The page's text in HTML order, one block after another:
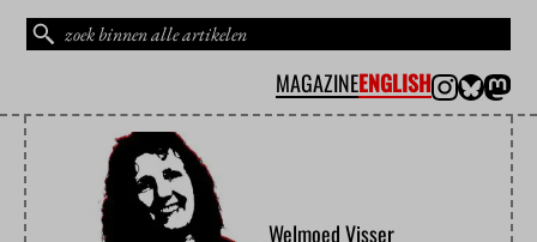
MAGAZINEENGLISH
Welmoed Visser